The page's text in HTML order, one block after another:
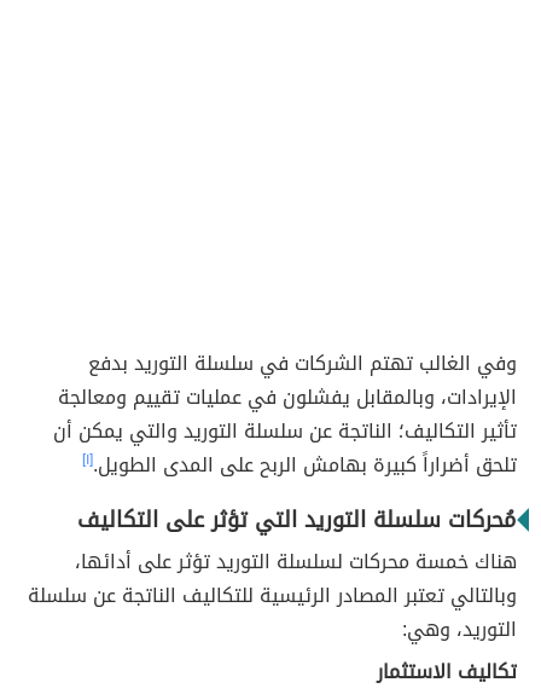
وفي الغالب تهتم الشركات في سلسلة التوريد بدفع
الإيرادات، وبالمقابل يفشلون في عمليات تقييم ومعالجة
تأثير التكاليف؛ الناتجة عن سلسلة التوريد والتي يمكن أن
تلحق أضراراً كبيرة بهامش الربح على المدى الطويل.[١]
مُحركات سلسلة التوريد التي تؤثر على التكاليف
هناك خمسة محركات لسلسلة التوريد تؤثر على أدائها،
وبالتالي تعتبر المصادر الرئيسية للتكاليف الناتجة عن سلسلة
التوريد، وهي:
تكاليف الاستثمار